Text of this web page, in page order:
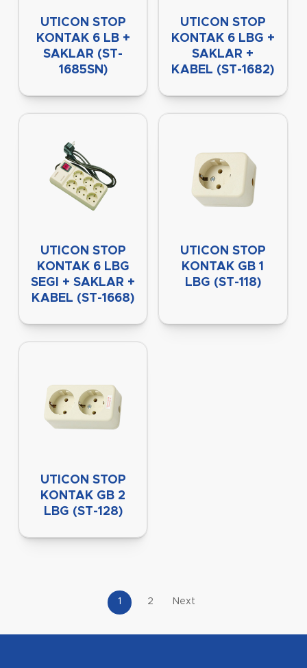
UTICON STOP
KONTAK 6 LB +
SAKLAR (ST-
1685SN)
UTICON STOP
KONTAK 6 LBG +
SAKLAR +
KABEL (ST-1682)
UTICON STOP
KONTAK 6 LBG
SEGI + SAKLAR +
KABEL (ST-1668)
UTICON STOP
KONTAK GB 1
LBG (ST-118)
UTICON STOP
KONTAK GB 2
LBG (ST-128)
1 2 Next